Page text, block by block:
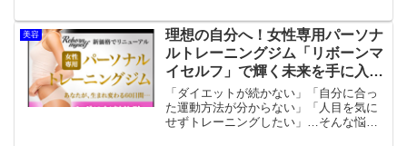
（ZERO CLINIC）」が注目されていま
す。ゼロクリニック...
美容
理想の自分へ！女性専用パーソナ
ルトレーニングジム「リボーンマ
イセルフ」で輝く未来を手に入れ
よう
「ダイエットが続かない」「自分に合っ
た運動方法が分からない」「人目を気に
せずトレーニングしたい」…そんな悩み